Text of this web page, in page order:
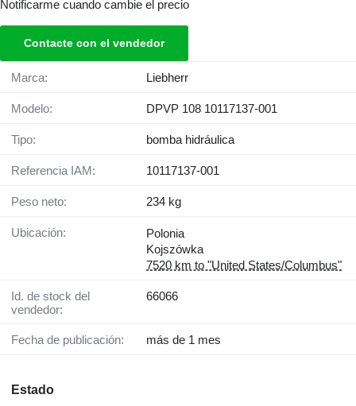
Notificarme cuando cambie el precio
Contacte con el vendedor
Marca: Liebherr
Modelo: DPVP 108 10117137-001
Tipo: bomba hidráulica
Referencia IAM: 10117137-001
Peso neto: 234 kg
Ubicación:
Polonia
Kojszówka
7520 km to "United States/Columbus"
Id. de stock del
vendedor:
66066
Fecha de publicación: más de 1 mes
Estado